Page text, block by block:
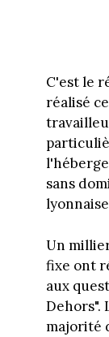
C'est le
réalisé
sans
Un
fixe ont
aux
Dehors".
majorité